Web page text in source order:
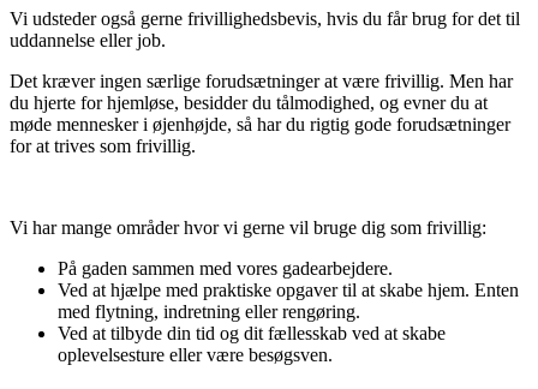
Vi udsteder også gerne frivillighedsbevis, hvis du får brug for det til
uddannelse eller job.
Det kræver ingen særlige forudsætninger at være frivillig. Men har
du hjerte for hjemløse, besidder du tålmodighed, og evner du at
møde mennesker i øjenhøjde, så har du rigtig gode forudsætninger
for at trives som frivillig.
Vi har mange områder hvor vi gerne vil bruge dig som frivillig:
På gaden sammen med vores gadearbejdere.
Ved at hjælpe med praktiske opgaver til at skabe hjem. Enten
med flytning, indretning eller rengøring.
Ved at tilbyde din tid og dit fællesskab ved at skabe
oplevelsesture eller være besøgsven.